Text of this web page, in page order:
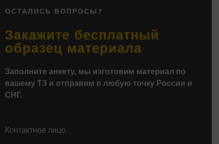
ОСТАЛИСЬ ВОПРОСЫ?
Закажите бесплатный
образец материала
Заполните анкету, мы изготовим материал по
вашему ТЗ и отправим в любую точку России и
СНГ.
Контактное лицо